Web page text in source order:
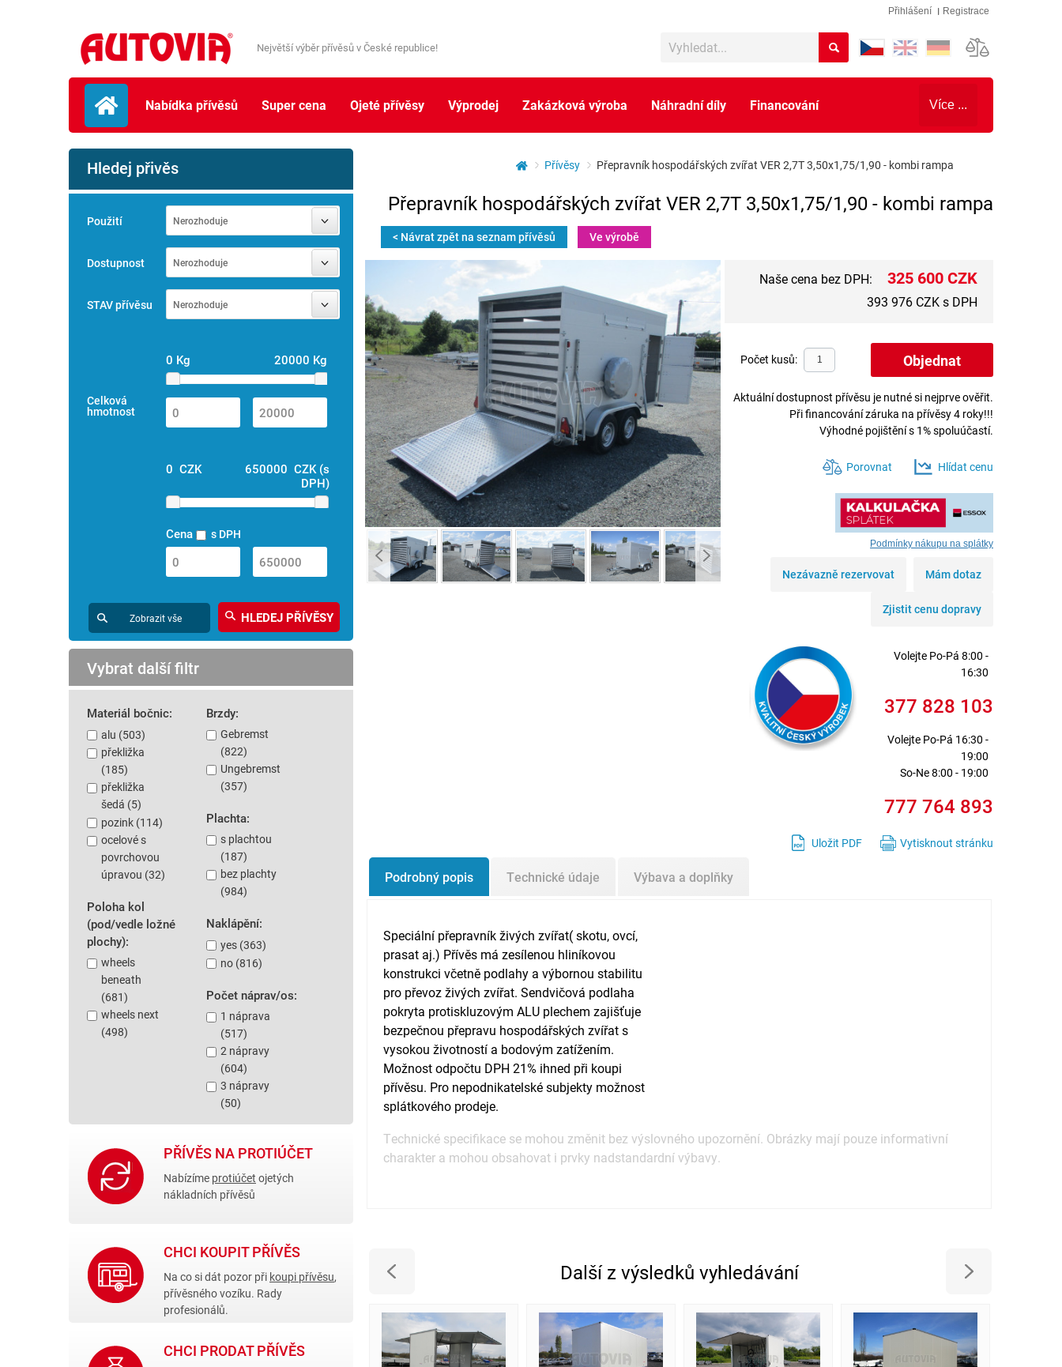
Přihlášení Registrace
Největší výběr přívěsů v České republice!
Nabídka přívěsů Super cena Ojeté přívěsy Výprodej Zakázková výroba Náhradní díly Financování Více ...
Přívěsy Přepravník hospodářských zvířat VER 2,7T 3,50x1,75/1,90 - kombi rampa
Hledej přivěs
Použití Nerozhoduje
Dostupnost Nerozhoduje
STAV přívěsu Nerozhoduje
Celková
hmotnost
0 Kg 20000 Kg
0 CZK
650000 CZK (s
DPH)
Cena s DPH
Zobrazit vše
Vybrat další filtr
Materiál bočnic:
alu (503)
překližka
(185)
překližka
šedá (5)
pozink (114)
ocelové s
povrchovou
úpravou (32)
Poloha kol
(pod/vedle ložné
plochy):
wheels
beneath
(681)
wheels next
(498)
Brzdy:
Gebremst
(822)
Ungebremst
(357)
Plachta:
s plachtou
(187)
bez plachty
(984)
Naklápění:
yes (363)
no (816)
Počet náprav/os:
1 náprava
(517)
2 nápravy
(604)
3 nápravy
(50)
PŘÍVĚS NA PROTIÚČET
Nabízíme protiúčet ojetých
nákladních přívěsů
CHCI KOUPIT PŘÍVĚS
Na co si dát pozor při koupi přívěsu,
přívěsného vozíku. Rady
profesionálů.
CHCI PRODAT PŘÍVĚS
Přepravník hospodářských zvířat VER 2,7T 3,50x1,75/1,90 - kombi rampa
< Návrat zpět na seznam přívěsů Ve výrobě
Naše cena bez DPH: 325 600 CZK
393 976 CZK s DPH
Počet kusů:
Aktuální dostupnost přívěsu je nutné si nejprve ověřit.
Při financování záruka na přívěsy 4 roky!!!
Výhodné pojištění s 1% spoluúčastí.
Porovnat Hlídat cenu
Podmínky nákupu na splátky
Nezávazně rezervovat Mám dotaz
Zjistit cenu dopravy
Volejte Po-Pá 8:00 -
16:30
377 828 103
Volejte Po-Pá 16:30 -
19:00
So-Ne 8:00 - 19:00
777 764 893
Uložit PDF Vytisknout stránku
Podrobný popis Technické údaje Výbava a doplňky
Speciální přepravník živých zvířat( skotu, ovcí,
prasat aj.) Přívěs má zesílenou hliníkovou
konstrukci včetně podlahy a výbornou stabilitu
pro převoz živých zvířat. Sendvičová podlaha
pokryta protiskluzovým ALU plechem zajišťuje
bezpečnou přepravu hospodářských zvířat s
vysokou životností a bodovým zatížením.
Možnost odpočtu DPH 21% ihned při koupi
přívěsu. Pro nepodnikatelské subjekty možnost
splátkového prodeje.
Technické specifikace se mohou změnit bez výslovného upozornění. Obrázky mají pouze informativní
charakter a mohou obsahovat i prvky nadstandardní výbavy.
Další z výsledků vyhledávání